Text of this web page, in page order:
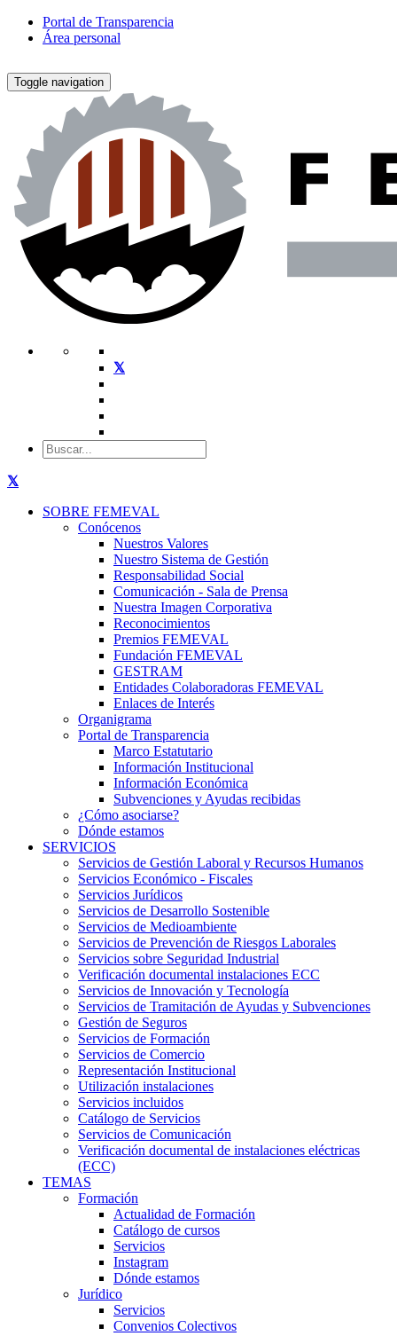
Portal de Transparencia
Área personal
Toggle navigation
SOBRE FEMEVAL
Conócenos
Nuestros Valores
Nuestro Sistema de Gestión
Responsabilidad Social
Comunicación - Sala de Prensa
Nuestra Imagen Corporativa
Reconocimientos
Premios FEMEVAL
Fundación FEMEVAL
GESTRAM
Entidades Colaboradoras FEMEVAL
Enlaces de Interés
Organigrama
Portal de Transparencia
Marco Estatutario
Información Institucional
Información Económica
Subvenciones y Ayudas recibidas
¿Cómo asociarse?
Dónde estamos
SERVICIOS
Servicios de Gestión Laboral y Recursos Humanos
Servicios Económico - Fiscales
Servicios Jurídicos
Servicios de Desarrollo Sostenible
Servicios de Medioambiente
Servicios de Prevención de Riesgos Laborales
Servicios sobre Seguridad Industrial
Verificación documental instalaciones ECC
Servicios de Innovación y Tecnología
Servicios de Tramitación de Ayudas y Subvenciones
Gestión de Seguros
Servicios de Formación
Servicios de Comercio
Representación Institucional
Utilización instalaciones
Servicios incluidos
Catálogo de Servicios
Servicios de Comunicación
Verificación documental de instalaciones eléctricas
(ECC)
TEMAS
Formación
Actualidad de Formación
Catálogo de cursos
Servicios
Instagram
Dónde estamos
Jurídico
Servicios
Convenios Colectivos